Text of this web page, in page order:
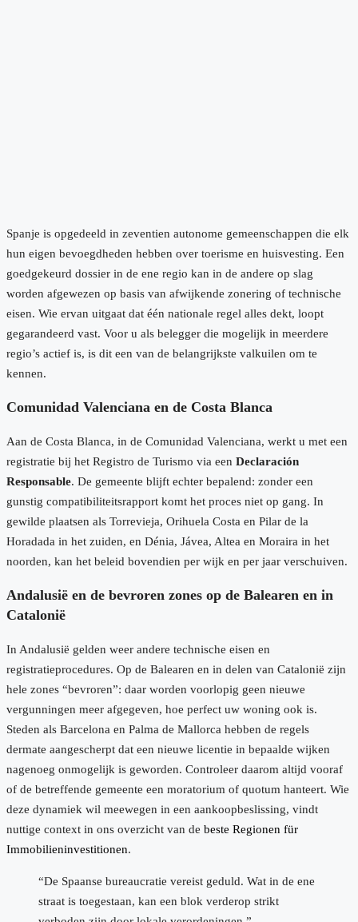
Spanje is opgedeeld in zeventien autonome gemeenschappen die elk
hun eigen bevoegdheden hebben over toerisme en huisvesting. Een
goedgekeurd dossier in de ene regio kan in de andere op slag
worden afgewezen op basis van afwijkende zonering of technische
eisen. Wie ervan uitgaat dat één nationale regel alles dekt, loopt
gegarandeerd vast. Voor u als belegger die mogelijk in meerdere
regio’s actief is, is dit een van de belangrijkste valkuilen om te
kennen.
Comunidad Valenciana en de Costa Blanca
Aan de Costa Blanca, in de Comunidad Valenciana, werkt u met een
registratie bij het Registro de Turismo via een Declaración
Responsable. De gemeente blijft echter bepalend: zonder een
gunstig compatibiliteitsrapport komt het proces niet op gang. In
gewilde plaatsen als Torrevieja, Orihuela Costa en Pilar de la
Horadada in het zuiden, en Dénia, Jávea, Altea en Moraira in het
noorden, kan het beleid bovendien per wijk en per jaar verschuiven.
Andalusië en de bevroren zones op de Balearen en in
Catalonië
In Andalusië gelden weer andere technische eisen en
registratieprocedures. Op de Balearen en in delen van Catalonië zijn
hele zones “bevroren”: daar worden voorlopig geen nieuwe
vergunningen meer afgegeven, hoe perfect uw woning ook is.
Steden als Barcelona en Palma de Mallorca hebben de regels
dermate aangescherpt dat een nieuwe licentie in bepaalde wijken
nagenoeg onmogelijk is geworden. Controleer daarom altijd vooraf
of de betreffende gemeente een moratorium of quotum hanteert. Wie
deze dynamiek wil meewegen in een aankoopbeslissing, vindt
nuttige context in ons overzicht van de beste Regionen für
Immobilieninvestitionen.
“De Spaanse bureaucratie vereist geduld. Wat in de ene
straat is toegestaan, kan een blok verderop strikt